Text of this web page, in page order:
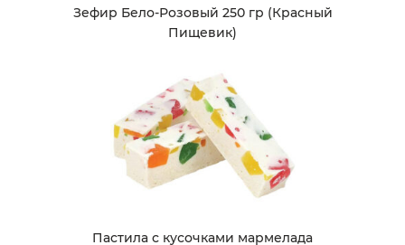
Зефир Бело-Розовый 250 гр (Красный
Пищевик)
Пастила с кусочками мармелада